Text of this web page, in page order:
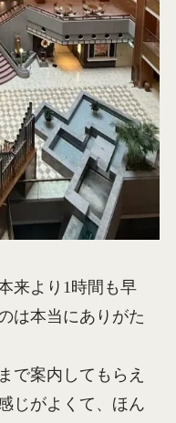
来より1時間も早
は本当にありがた
で案内してもらえ
じがよくて、ほん